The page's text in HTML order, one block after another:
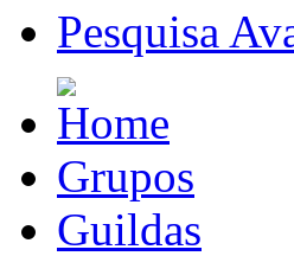
Pesquisa
Grupos
Guildas